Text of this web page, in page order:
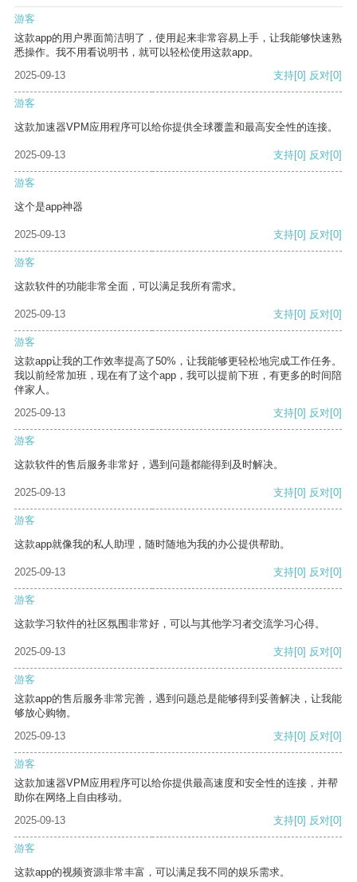
游客
这款app的用户界面简洁明了，使用起来非常容易上手，让我能够快速熟
悉操作。我不用看说明书，就可以轻松使用这款app。
2025-09-13
支持[0] 反对[0]
游客
这款加速器VPM应用程序可以给你提供全球覆盖和最高安全性的连接。
2025-09-13 支持[0] 反对[0]
游客
这个是app神器
2025-09-13 支持[0] 反对[0]
游客
这款软件的功能非常全面，可以满足我所有需求。
2025-09-13 支持[0] 反对[0]
游客
这款app让我的工作效率提高了50%，让我能够更轻松地完成工作任务。
我以前经常加班，现在有了这个app，我可以提前下班，有更多的时间陪
伴家人。
2025-09-13
支持[0] 反对[0]
游客
这款软件的售后服务非常好，遇到问题都能得到及时解决。
2025-09-13 支持[0] 反对[0]
游客
这款app就像我的私人助理，随时随地为我的办公提供帮助。
2025-09-13 支持[0] 反对[0]
游客
这款学习软件的社区氛围非常好，可以与其他学习者交流学习心得。
2025-09-13 支持[0] 反对[0]
游客
这款app的售后服务非常完善，遇到问题总是能够得到妥善解决，让我能
够放心购物。
2025-09-13
支持[0] 反对[0]
游客
这款加速器VPM应用程序可以给你提供最高速度和安全性的连接，并帮
助你在网络上自由移动。
2025-09-13
支持[0] 反对[0]
游客
这款app的视频资源非常丰富，可以满足我不同的娱乐需求。